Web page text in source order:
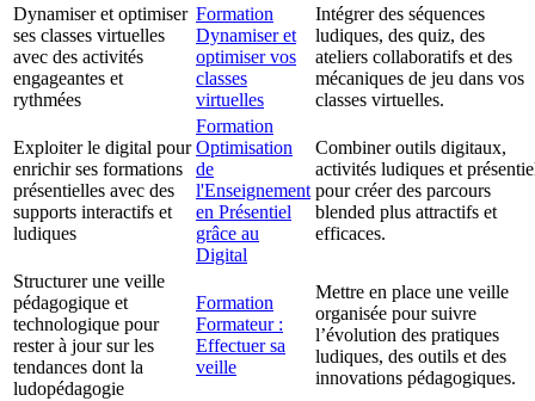
Dynamiser et optimiser
ses classes virtuelles
avec des activités
engageantes et
rythmées
Formation
Dynamiser et
optimiser vos
classes
virtuelles
Intégrer des séquences
ludiques, des quiz, des
ateliers collaboratifs et des
mécaniques de jeu dans vos
classes virtuelles.
Exploiter le digital pour
enrichir ses formations
présentielles avec des
supports interactifs et
ludiques
Formation
Optimisation
de
l'Enseignement
en Présentiel
grâce au
Digital
Combiner outils digitaux,
activités ludiques et
pour créer des parcours
blended plus attractifs et
efficaces.
Structurer une veille
pédagogique et
technologique pour
rester à jour sur les
tendances dont la
ludopédagogie
Formation
Formateur :
Effectuer sa
veille
Mettre en place une veille
organisée pour suivre
l’évolution des pratiques
ludiques, des outils et des
innovations pédagogiques.